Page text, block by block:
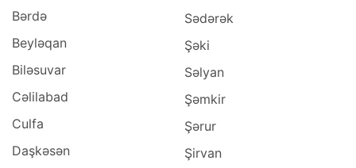
Bərdə
Beyləqan
Biləsuvar
Cəlilabad
Culfa
Daşkəsən
Sədərək
Şəki
Səlyan
Şəmkir
Şərur
Şirvan